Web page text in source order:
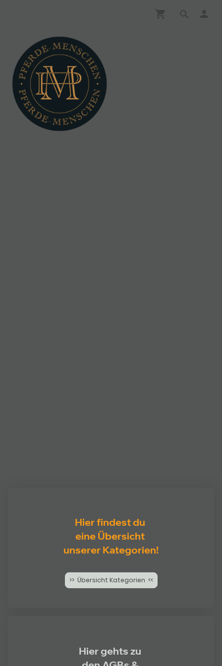
Hier findest du
eine Übersicht
unserer Kategorien!
>> Übersicht Kategorien <<
Hier gehts zu